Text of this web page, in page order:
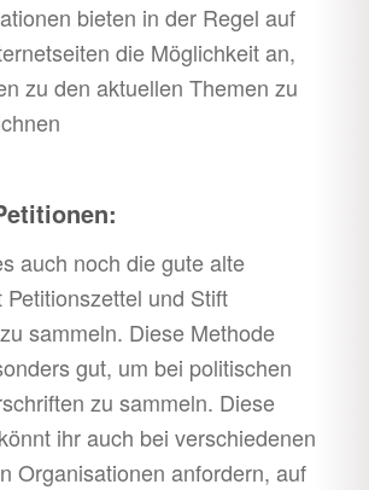
bieten in der Regel auf
die Möglichkeit an,
zu den aktuellen Themen zu
auch noch die gute alte
und Stift
sammeln. Diese Methode
gut, um bei politischen
zu sammeln. Diese
ihr auch bei verschiedenen
Organisationen anfordern, auf